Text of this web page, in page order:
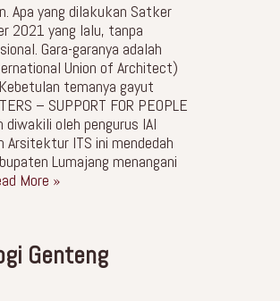
Apa yang dilakukan Satker
2021 yang lalu, tanpa
Gara-garanya adalah
Union of Architect)
temanya gayut
– SUPPORT FOR PEOPLE
diwakili oleh pengurus IAI
Arsitektur ITS ini mendedah
Lumajang menangani
More »
Genteng